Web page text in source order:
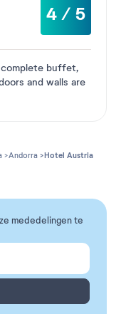
4 / 5
buffet,
and walls are
Andorra Hotel Austria
mededelingen te